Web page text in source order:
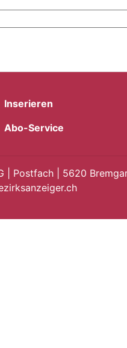
Inserieren
Abo-Service
| Postfach | 5620